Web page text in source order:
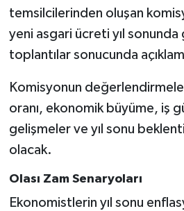
temsilcilerinden oluşan
yeni asgari ücreti yıl
toplantılar sonucunda
Komisyonun
oranı, ekonomik büyüme, iş
gelişmeler ve yıl sonu
olacak.
Olası Zam Senaryoları
Ekonomistlerin yıl sonu